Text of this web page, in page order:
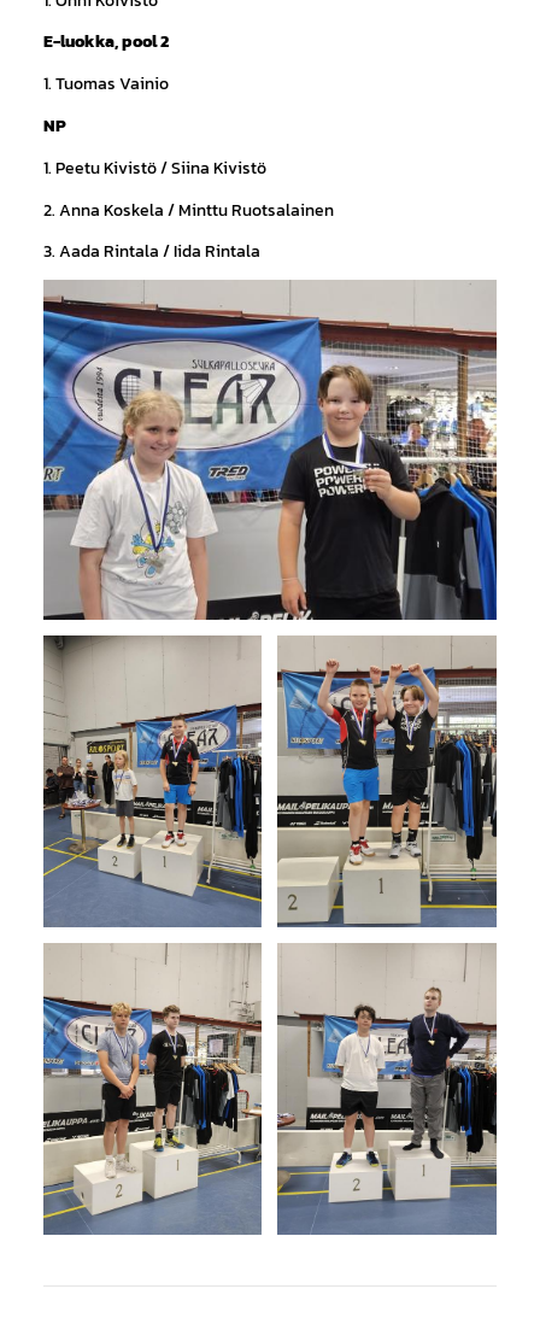
E-luokka, pool 2
1. Tuomas Vainio
NP
1. Peetu Kivistö / Siina Kivistö
2. Anna Koskela / Minttu Ruotsalainen
3. Aada Rintala / Iida Rintala